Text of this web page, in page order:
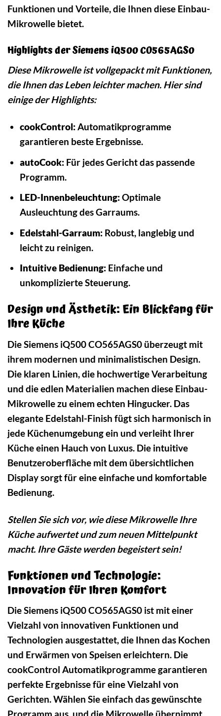
Funktionen und Vorteile, die Ihnen diese Einbau-
Mikrowelle bietet.
Highlights der Siemens iQ500 CO565AGS0
Diese Mikrowelle ist vollgepackt mit Funktionen,
die Ihnen das Leben leichter machen. Hier sind
einige der Highlights:
cookControl:Automatikprogramme
garantieren beste Ergebnisse.
autoCook:Für jedes Gericht das passende
Programm.
LED-Innenbeleuchtung:Optimale
Ausleuchtung des Garraums.
Edelstahl-Garraum:Robust, langlebig und
leicht zu reinigen.
Intuitive Bedienung:Einfache und
unkomplizierte Steuerung.
Design und Ästhetik: Ein Blickfang für
Ihre Küche
Die Siemens iQ500 CO565AGS0 überzeugt mit
ihrem modernen und minimalistischen Design.
Die klaren Linien, die hochwertige Verarbeitung
und die edlen Materialien machen diese Einbau-
Mikrowelle zu einem echten Hingucker. Das
elegante Edelstahl-Finish fügt sich harmonisch in
jede Küchenumgebung ein und verleiht Ihrer
Küche einen Hauch von Luxus. Die intuitive
Benutzeroberfläche mit dem übersichtlichen
Display sorgt für eine einfache und komfortable
Bedienung.
Stellen Sie sich vor, wie diese Mikrowelle Ihre
Küche aufwertet und zum neuen Mittelpunkt
macht. Ihre Gäste werden begeistert sein!
Funktionen und Technologie:
Innovation für Ihren Komfort
Die Siemens iQ500 CO565AGS0 ist mit einer
Vielzahl von innovativen Funktionen und
Technologien ausgestattet, die Ihnen das Kochen
und Erwärmen von Speisen erleichtern. Die
cookControl Automatikprogramme garantieren
perfekte Ergebnisse für eine Vielzahl von
Gerichten. Wählen Sie einfach das gewünschte